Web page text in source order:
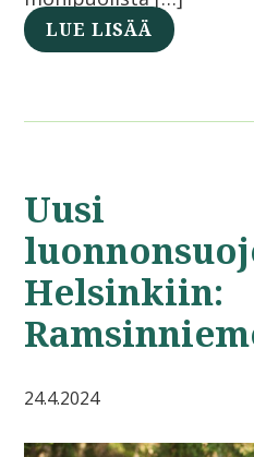
LUE LISÄÄ
Uusi
Helsinkiin:
24.4.2024